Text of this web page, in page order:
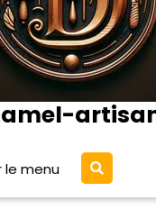
le menu Ouvrir
le
menu